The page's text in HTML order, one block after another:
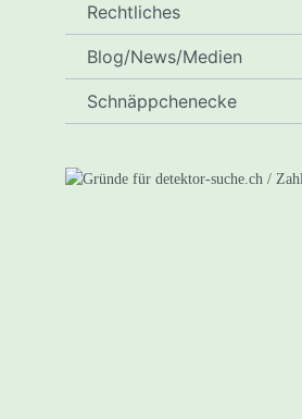
Rechtliches
Blog/News/Medien
Schnäppchenecke